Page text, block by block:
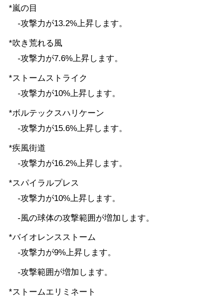
*嵐の目
-攻撃力が13.2%上昇します。
*吹き荒れる風
-攻撃力が7.6%上昇します。
*ストームストライク
-攻撃力が10%上昇します。
*ボルテックスハリケーン
-攻撃力が15.6%上昇します。
*疾風街道
-攻撃力が16.2%上昇します。
*スパイラルプレス
-攻撃力が10%上昇します。
-風の球体の攻撃範囲が増加します。
*バイオレンスストーム
-攻撃力が9%上昇します。
-攻撃範囲が増加します。
*ストームエリミネート